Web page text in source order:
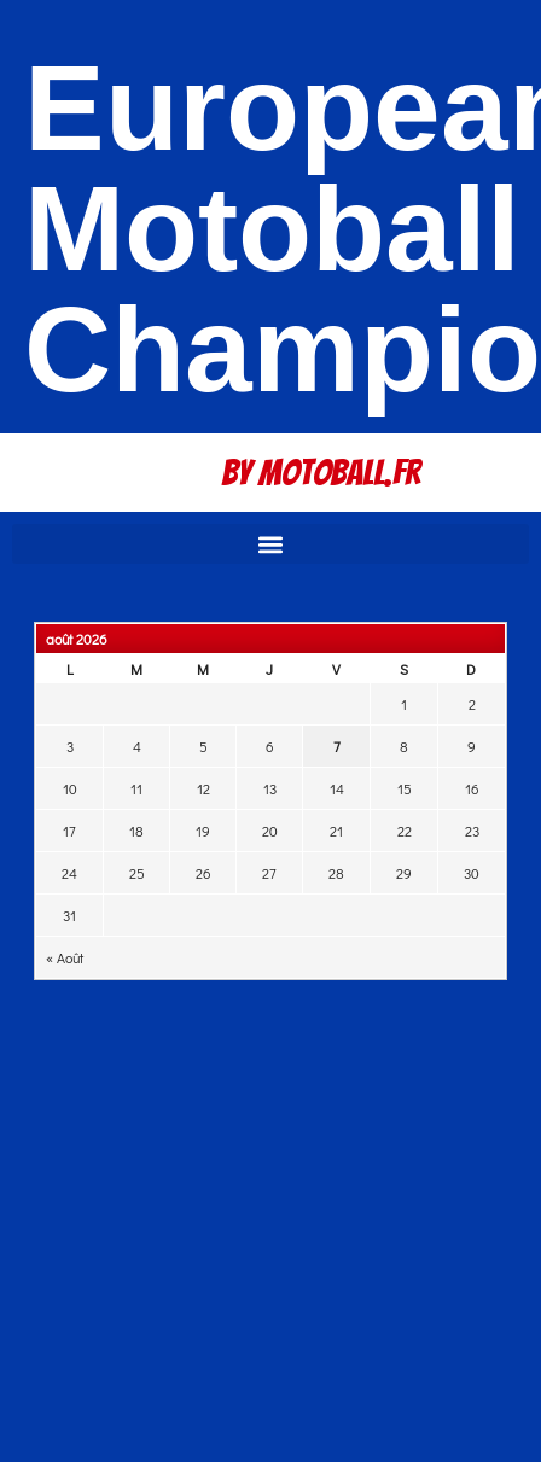
Motoball
By Motoball.Fr
août 2026
L
M M J V S D
« Août
1 2
3 4 5 6 7 8 9
10 11 12 13 14 15 16
17 18 19 20 21 22 23
24 25 26 27 28 29 30
31